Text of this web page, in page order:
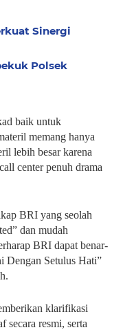
Sinergi
Polsek
baik untuk
memang hanya
lebih besar karena
center penuh drama
BRI yang seolah
dan mudah
BRI dapat benar-
Dengan Setulus Hati”
klarifikasi
secara resmi, serta